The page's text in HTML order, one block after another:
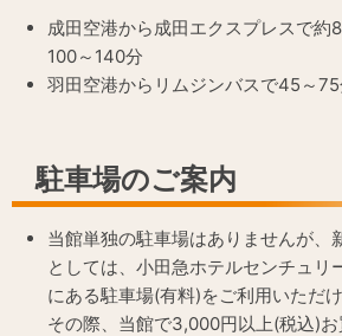
成田空港から成田エクスプレスで約
100～140分
羽田空港からリムジンバスで45～
駐車場のご案内
当館単独の駐車場はありませんが、
としては、 小田急ホテルセンチュリ
にある駐車場(有料)をご利用いただけ
その際、当館で3,000円以上(税込)